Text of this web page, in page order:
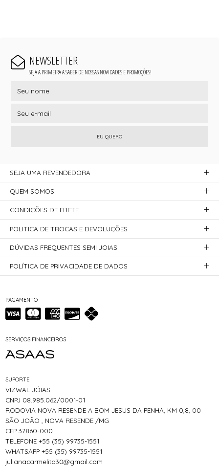
NEWSLETTER
SEJA A PRIMEIRA A SABER DE NOSSAS NOVIDADES E PROMOÇÕES!
EU QUERO
PAGAMENTO
SERVIÇOS FINANCEIROS
SUPORTE
VIZWAL JÓIAS
CNPJ 08.985.062/0001-01
RODOVIA NOVA RESENDE A BOM JESUS DA PENHA, KM 0,8, 00
SÃO JOÃO , NOVA RESENDE /MG
CEP 37860-000
TELEFONE +55 (35) 99735-1551
WHATSAPP +55 (35) 99735-1551
julianacarmelita30@gmail.com
SEJA UMA REVENDEDORA
QUEM SOMOS
CONDIÇÕES DE FRETE
POLITICA DE TROCAS E DEVOLUÇÕES
DÚVIDAS FREQUENTES SEMI JOIAS
POLÍTICA DE PRIVACIDADE DE DADOS